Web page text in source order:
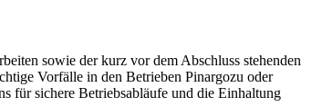
sowie der kurz vor dem Abschluss stehenden
Vorfälle in den Betrieben Pinargozu oder
für sichere Betriebsabläufe und die Einhaltung